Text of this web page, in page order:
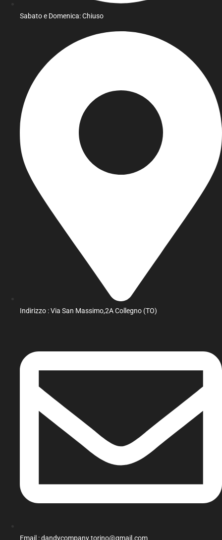
Sabato e Domenica: Chiuso
Indirizzo : Via San Massimo,2A Collegno (TO)
Email : dandycompany.torino@gmail.com